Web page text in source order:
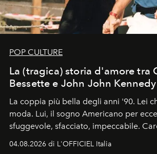
POP CULTURE
La (tragica) storia d'amore tra
Bessette e John John Kennedy
La coppia più bella degli anni '90. Lei
moda. Lui, il sogno Americano per
sfuggevole, sfacciato, impeccabile.
John John Kennedy sono i protagonisti
04.08.2026 di L'OFFICIEL Italia